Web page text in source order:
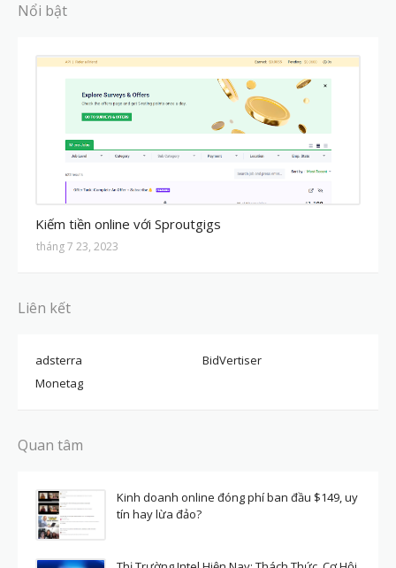
Nổi bật
Kiếm tiền online với Sproutgigs
tháng 7 23, 2023
Liên kết
adsterra
BidVertiser
Monetag
Quan tâm
Kinh doanh online đóng phí ban đầu $149, uy
tín hay lừa đảo?